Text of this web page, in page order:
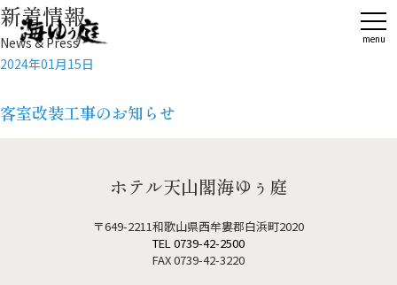
新着情報
News & Press
2024年01月15日
客室改装工事のお知らせ
ホテル天山閣海ゆぅ庭
〒649-2211和歌山県西牟婁郡白浜町2020
TEL 0739-42-2500
FAX 0739-42-3220